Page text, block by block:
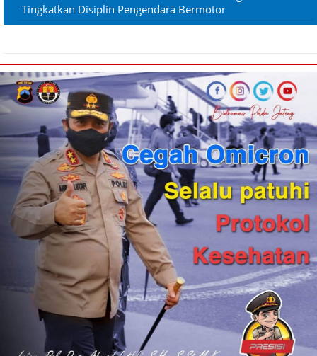
Tingkatkan Disiplin Pengendara Bermotor